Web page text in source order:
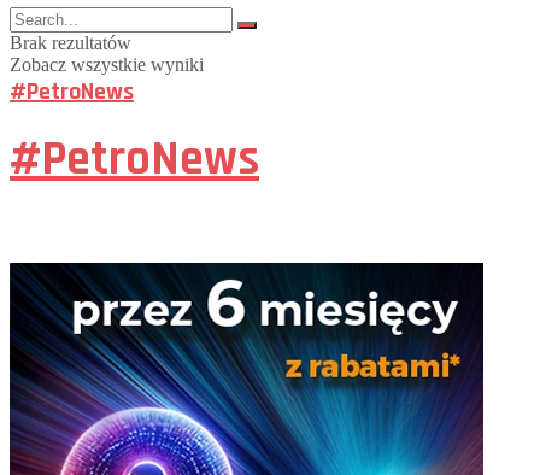
Brak rezultatów
Zobacz wszystkie wyniki
#PetroNews
#PetroNews